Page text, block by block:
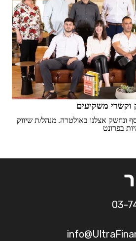
וקשרי משקיעים
ונחשק אצלנו באולטרה. מנהל/ת שיווק
בפרונט
03-